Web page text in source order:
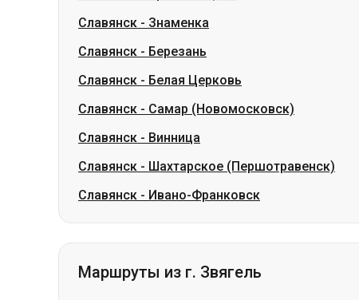
Славянск - Знаменка
Славянск - Березань
Славянск - Белая Церковь
Славянск - Самар (Новомосковск)
Славянск - Винница
Славянск - Шахтарское (Першотравенск)
Славянск - Ивано-Франковск
Маршруты из г. Звягель